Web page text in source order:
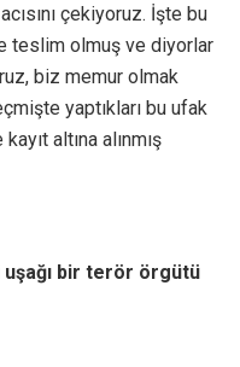
çekiyoruz. İşte bu
teslim olmuş ve diyorlar
biz memur olmak
yaptıkları bu ufak
altına alınmış
uşağı bir terör örgütü